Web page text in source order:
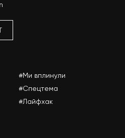
#Ми вплинули
#Спецтема
#Лайфхак